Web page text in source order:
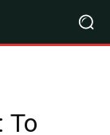
Το